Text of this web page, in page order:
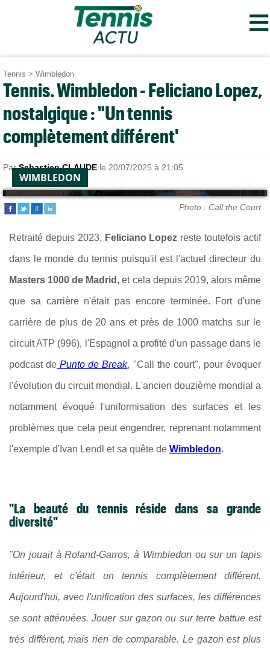
≡
Tennis > Wimbledon
Tennis. Wimbledon - Feliciano Lopez,
nostalgique : "Un tennis
complètement différent'
ParSebastien CLAUDE le 20/07/2025 à 21:05
WIMBLEDON
Photo : Call the Court
Retraité depuis 2023, Feliciano Lopez reste toutefois actif
dans le monde du tennis puisqu'il est l'actuel directeur du
Masters 1000 de Madrid, et cela depuis 2019, alors même
que sa carrière n'était pas encore terminée. Fort d'une
carrière de plus de 20 ans et près de 1000 matchs sur le
circuit ATP (996), l'Espagnol a profité d'un passage dans le
podcast de Punto de Break, "Call the court", pour évoquer
l'évolution du circuit mondial. L'ancien douzième mondial a
notamment évoqué l'uniformisation des surfaces et les
problèmes que cela peut engendrer, reprenant notamment
l'exemple d'Ivan Lendl et sa quête de Wimbledon.
"La beauté du tennis réside dans sa grande
diversité"
"On jouait à Roland-Garros, à Wimbledon ou sur un tapis
intérieur, et c'était un tennis complètement différent.
Aujourd'hui, avec l'unification des surfaces, les différences
se sont atténuées. Jouer sur gazon ou sur terre battue est
très différent, mais rien de comparable. Le gazon est plus